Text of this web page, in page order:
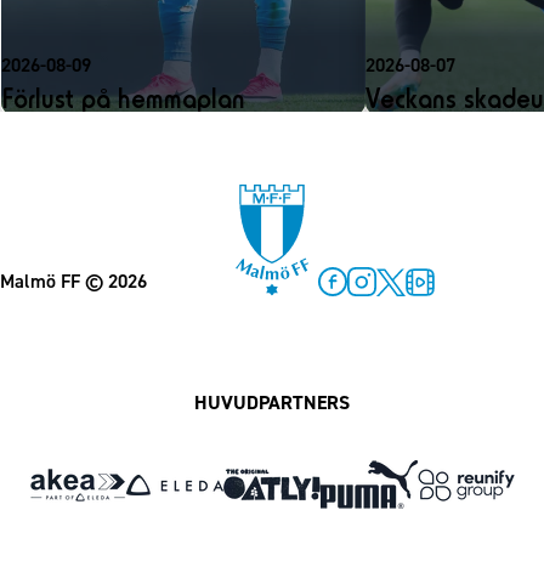
2026-08-09
Förlust på hemmaplan
2026-08-07
Veckans
Malmö FF© 2026
HUVUDPARTNERS